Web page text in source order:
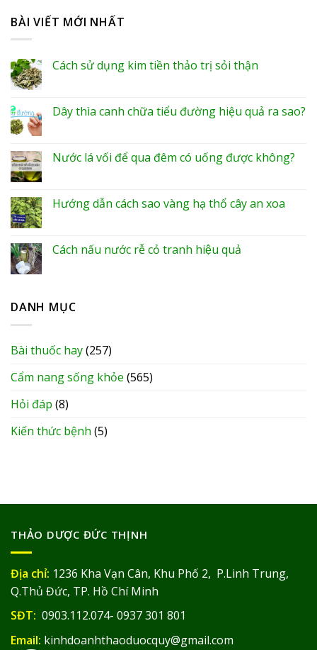
BÀI VIẾT MỚI NHẤT
Cách sử dụng kim tiền thảo trị sỏi thận
Dây thìa canh chữa tiểu đường hiệu quả ra sao?
Nước lá vối để qua đêm có uống được không?
Hướng dẫn cách sao vàng hạ thổ cây an xoa
Cách nấu nước rễ cỏ tranh hiệu quả
DANH MỤC
Bài thuốc hay(257)
Cẩm nang sống khỏe (565)
Hỏi đáp (8)
Kiến thức bệnh (5)
THẢO DƯỢC ĐỨC THỊNH
Địa chỉ: 1236 Kha Vạn Cân, Khu Phố 2, P.Linh Trung,
Q.Thủ Đức, TP. Hồ Chí Minh
SĐT: 0903.112.074- 0937 301 801
Email: kinhdoanhthaoduocquy@gmail.com